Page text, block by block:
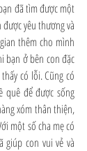
đã tìm được một
yêu thương và
thêm cho mình
bạn ở bên con đặc
có lỗi. Cũng có
quê để được sống
xóm thân thiện,
một số cha mẹ có
giúp con vui vẻ và